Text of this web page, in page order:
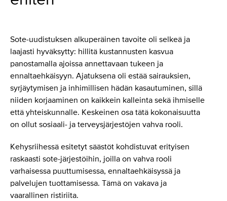
Sote-uudistuksen alkuperäinen tavoite oli selkeä ja
laajasti hyväksytty: hillitä kustannusten kasvua
panostamalla ajoissa annettavaan tukeen ja
ennaltaehkäisyyn. Ajatuksena oli estää sairauksien,
syrjäytymisen ja inhimillisen hädän kasautuminen, sillä
niiden korjaaminen on kaikkein kalleinta sekä ihmiselle
että yhteiskunnalle. Keskeinen osa tätä kokonaisuutta
on ollut sosiaali- ja terveysjärjestöjen vahva rooli.
Kehysriihessä esitetyt säästöt kohdistuvat erityisen
raskaasti sote-järjestöihin, joilla on vahva rooli
varhaisessa puuttumisessa, ennaltaehkäisyssä ja
palvelujen tuottamisessa. Tämä on vakava ja
vaarallinen ristiriita.